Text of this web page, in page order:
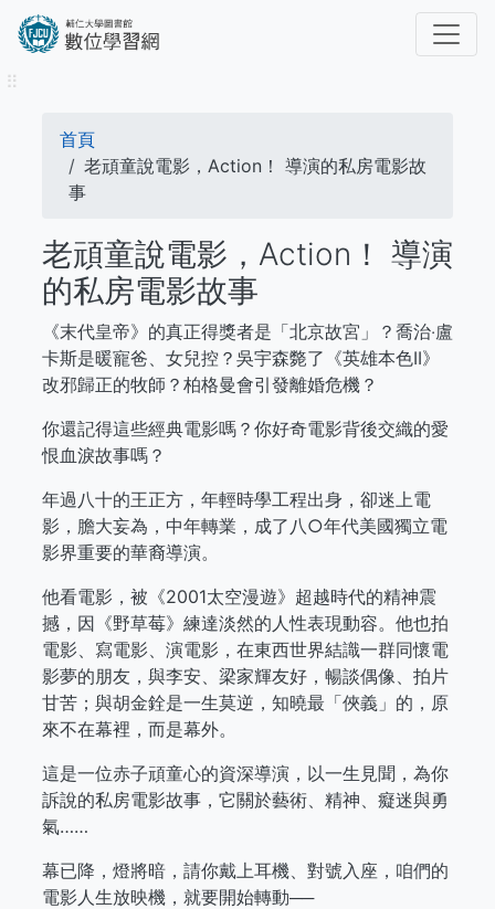
內
⠿
導
航
結
首頁
老頑童說電影，Action！ 導演的私房電影故
事
老頑童說電影，Action！ 導演
的私房電影故事
《末代皇帝》的真正得獎者是「北京故宮」？喬治‧盧
卡斯是暖寵爸、女兒控？吳宇森斃了《英雄本色II》
改邪歸正的牧師？柏格曼會引發離婚危機？
你還記得這些經典電影嗎？你好奇電影背後交織的愛
恨血淚故事嗎？
年過八十的王正方，年輕時學工程出身，卻迷上電
影，膽大妄為，中年轉業，成了八○年代美國獨立電
影界重要的華裔導演。
他看電影，被《2001太空漫遊》超越時代的精神震
撼，因《野草莓》練達淡然的人性表現動容。他也拍
電影、寫電影、演電影，在東西世界結識一群同懷電
影夢的朋友，與李安、梁家輝友好，暢談偶像、拍片
甘苦；與胡金銓是一生莫逆，知曉最「俠義」的，原
來不在幕裡，而是幕外。
這是一位赤子頑童心的資深導演，以一生見聞，為你
訴說的私房電影故事，它關於藝術、精神、癡迷與勇
氣……
幕已降，燈將暗，請你戴上耳機、對號入座，咱們的
電影人生放映機，就要開始轉動──